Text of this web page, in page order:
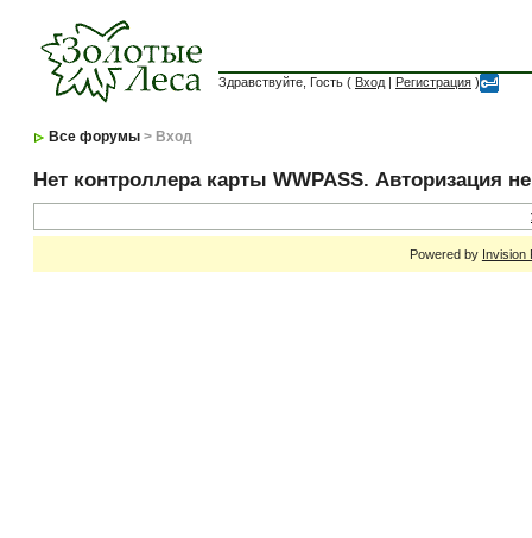
Здравствуйте, Гость ( Вход | Регистрация )
Все форумы > Вход
Нет контроллера карты WWPASS. Авторизация
Powered by Invision